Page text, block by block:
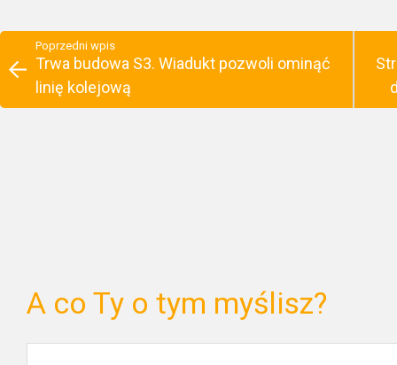
Poprzedni wpis
Trwa budowa S3. Wiadukt pozwoli ominąć
linię kolejową
A co Ty o tym myślisz?